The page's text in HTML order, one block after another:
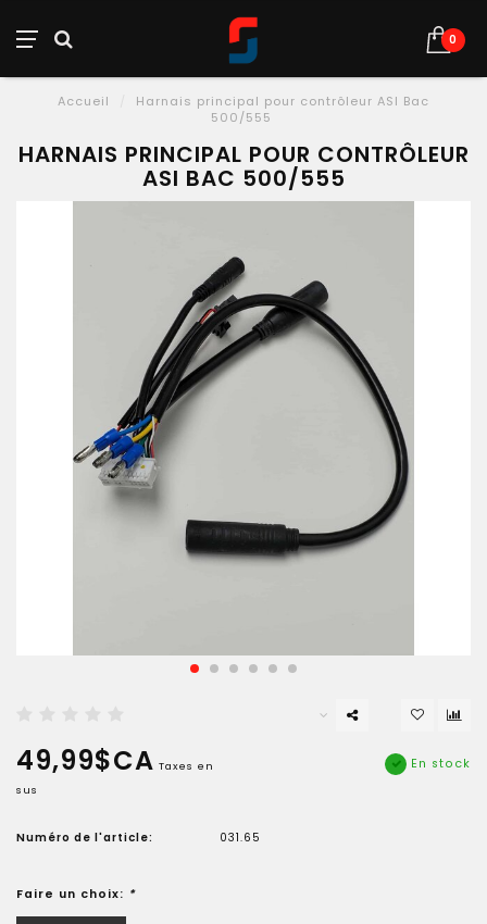
0
Accueil
Harnais principal pour contrôleur ASI Bac
500/555
HARNAIS PRINCIPAL POUR CONTRÔLEUR
ASI BAC 500/555
49,99$CA Taxes en
sus
En stock
Numéro de l'article: 031.65
Faire un choix: *